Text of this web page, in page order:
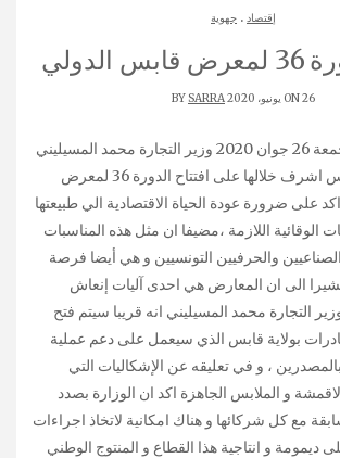
إقتصاد . جهوية
الدولي
ON 26 يونيو، 2020 BY SARRA
زيارة الى ولاية قابس اشرف خلالها على افتتاح الدورة 36 لمعرض
على ضرورة عودة الحياة الاقتصادية الي طبيعتها
الوقائية اللازمة ،مضيفا ان مثل هذه المناسبات
والحرفيين التونسيين و هي أيضا فرصة
الى ان المعارض هي احدى آليات إنعاش
التجارة محمد المسيليني انه قريبا سيتم فتح
بولاية قابس الذي سيعمل على دعم عملية
، و في تعليقه عن الإشكاليات التي
و الملابس الجاهزة اكد ان الوزارة بصدد
مع كل شركائها و هناك امكانية لاتخاذ اجراءات
ديمومة و انتاجية هذا القطاع و المنتوج الوطني